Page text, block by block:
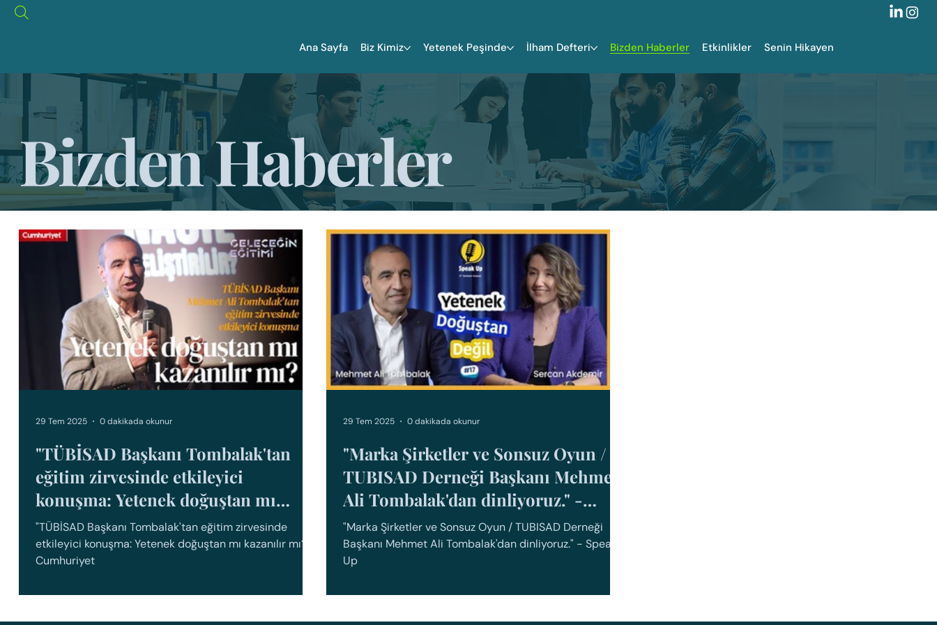
Ana Sayfa Biz Kimiz Yetenek Peşinde İlham Defteri Bizden Haberler Etkinlikler Senin Hikayen
"TÜBİSAD Başkanı Tombalak'tan
eğitim zirvesinde etkileyici
konuşma: Yetenek doğuştan mı
kazanılır mı?" - Cumhuriyet
"TÜBİSAD Başkanı Tombalak'tan eğitim zirvesinde
etkileyici konuşma: Yetenek doğuştan mı kazanılır mı?" -
Cumhuriyet
29 Tem 2025 0 dakikada okunur
"Marka Şirketler ve Sonsuz Oyun /
TUBISAD Derneği Başkanı Mehmet
Ali Tombalak'dan dinliyoruz." -
Speak Up
"Marka Şirketler ve Sonsuz Oyun / TUBISAD Derneği
Başkanı Mehmet Ali Tombalak'dan dinliyoruz." - Speak
Up
29 Tem 2025 0 dakikada okunur
Bizden Haberler